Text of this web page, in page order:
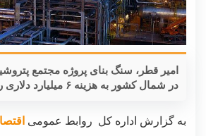
امیر قطر، سنگ بنای پروژه مجتمع
در شمال کشور به هزینه ۶ میلیارد دلاری را قرار خواهد داد.
به گزارش اداره کل روابط عمومی